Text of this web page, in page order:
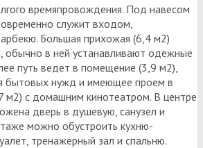
времяпровождения. Под навесом
служит входом,
Большая прихожая (6,4 м2)
в ней устанавливают одежные
путь ведет в помещение (3,9 м2),
бытовых нужд и имеющее проем в
м2) с домашним кинотеатром. В центре
дверь в душевую, санузел и
можно обустроить кухню-
тренажерный зал и спальню.